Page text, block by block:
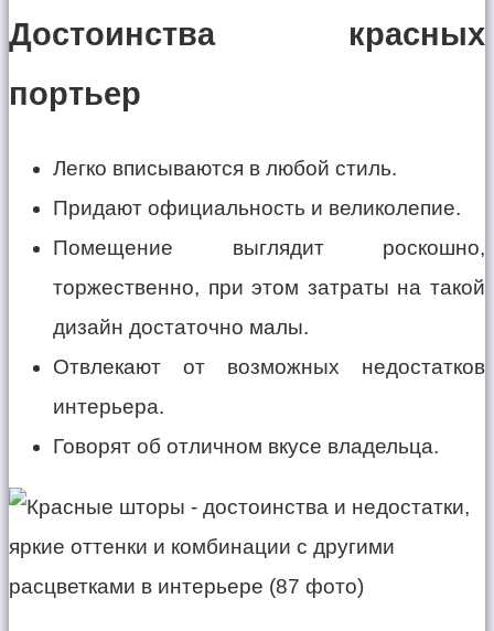
Достоинства красных
портьер
Легко вписываются в любой стиль.
Придают официальность и великолепие.
Помещение выглядит роскошно,
торжественно, при этом затраты на такой
дизайн достаточно малы.
Отвлекают от возможных недостатков
интерьера.
Говорят об отличном вкусе владельца.